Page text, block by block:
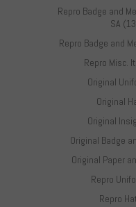
Repro Badge and
SA
Repro Badge and
Repro Misc.
Original
Original
Original
Original Badge
Original Paper
Repro
Repro